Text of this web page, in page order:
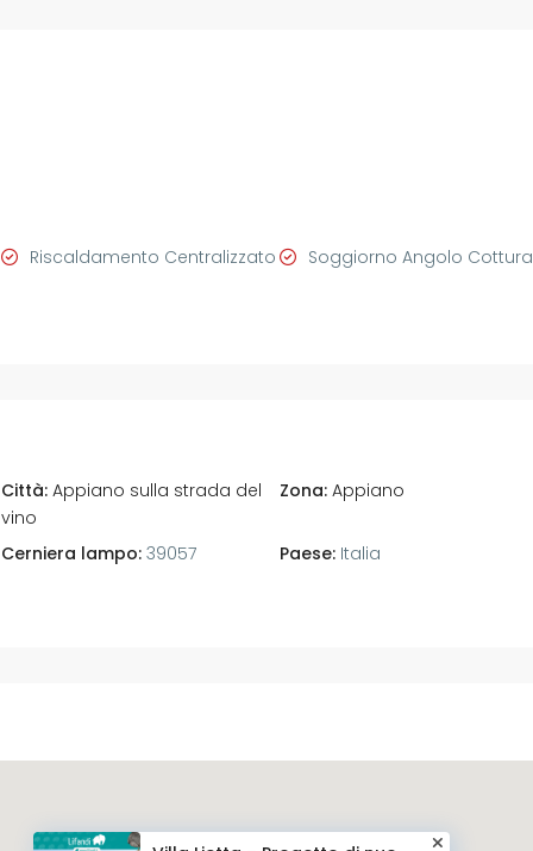
Riscaldamento Centralizzato
Soggiorno Angolo Cottura
Città: Appiano sulla strada del
vino
Zona: Appiano
Cerniera lampo:39057 Paese: Italia